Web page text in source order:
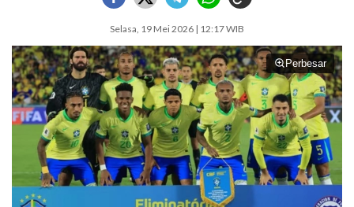
Selasa, 19 Mei 2026 | 12:17 WIB
Perbesar